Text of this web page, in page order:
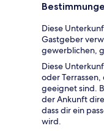
Diese
Gastgeber
gewerblichen,
Diese
oder
geeignet sind.
der Ankunft
dass dir ein
wird.